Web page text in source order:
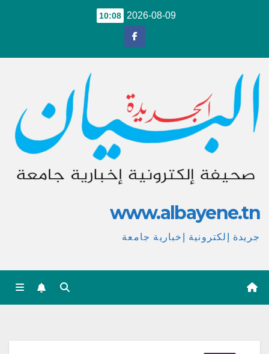
2026-08-09
10:08
www.albayene.tn
جريدة إلكترونية إخبارية جامعة